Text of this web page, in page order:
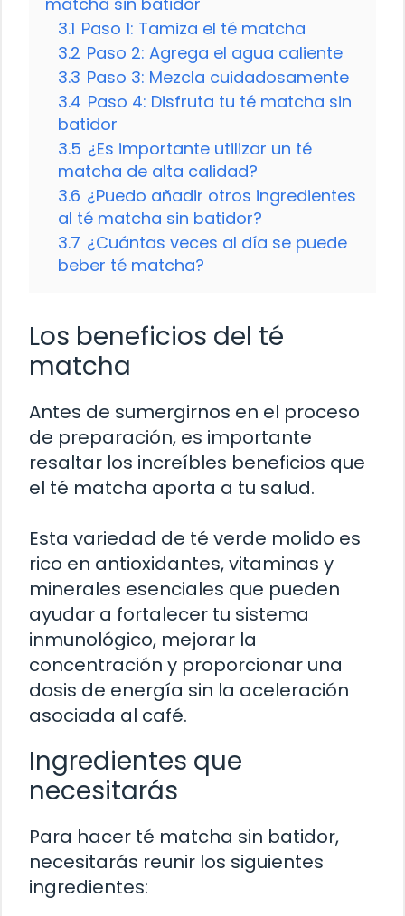
3.1 Paso 1: Tamiza el té matcha
3.2 Paso 2: Agrega el agua caliente
3.3 Paso 3: Mezcla cuidadosamente
3.4 Paso 4: Disfruta tu té matcha sin
batidor
3.5 ¿Es importante utilizar un té
matcha de alta calidad?
3.6 ¿Puedo añadir otros ingredientes
al té matcha sin batidor?
3.7 ¿Cuántas veces al día se puede
beber té matcha?
Los beneficios del té
matcha
Antes de sumergirnos en el proceso
de preparación, es importante
resaltar los increíbles beneficios que
el té matcha aporta a tu salud.
Esta variedad de té verde molido es
rico en antioxidantes, vitaminas y
minerales esenciales que pueden
ayudar a fortalecer tu sistema
inmunológico, mejorar la
concentración y proporcionar una
dosis de energía sin la aceleración
asociada al café.
Ingredientes que
necesitarás
Para hacer té matcha sin batidor,
necesitarás reunir los siguientes
ingredientes: